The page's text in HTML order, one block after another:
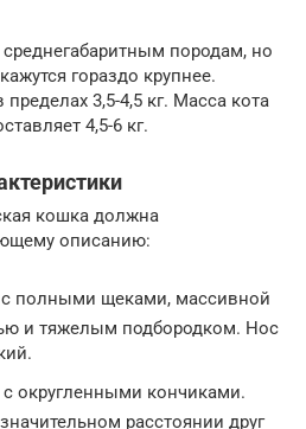
породам, но
гораздо крупнее.
3,5-4,5 кг. Масса кота
4,5-6 кг.
кошка должна
описанию:
с полными щеками, массивной
и тяжелым подбородком. Нос
округленными кончиками.
расстоянии друг